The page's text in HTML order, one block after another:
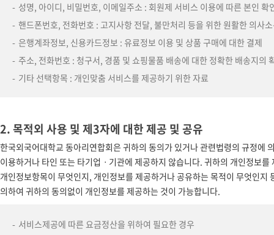
성명, 아이디, 비밀번호, 이메일주소 : 회원제 서비스 이용에 따른 본인 확
핸드폰번호, 전화번호 : 고지사항 전달, 불만처리 등을 위한 원활한 의사
은행계좌정보, 신용카드정보 : 유료정보 이용 및 상품 구매에 대한 결제
주소, 전화번호 : 청구서, 경품 및 쇼핑물품 배송에 대한 정확한 배송지의
기타 선택항목 : 개인맞춤 서비스를 제공하기 위한 자료
2. 목적외 사용 및 제3자에 대한 제공 및 공유
한국외국어대학교 동아리연합회은 귀하의 동의가 있거나 관련법령의 규정에
이용하거나 타인 또는 타기업ㆍ기관에 제공하지 않습니다. 귀하의 개인정보
개인정보항목이 무엇인지, 개인정보를 제공하거나 공유하는 목적이 무엇인
의하여 귀하의 동의없이 개인정보를 제공하는 것이 가능합니다.
서비스제공에 따른 요금정산을 위하여 필요한 경우